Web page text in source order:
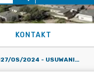
KONTAKT
KARTA SIOS NR 127/OS/2024 - USUWANIE DRZEW I KRZEWÓW (DECYZJA) - DZIAŁKA EWID. NR 1152/38 I 152/7, OBRĘB EWID. OSIELSKO, GMINA OSIELSK